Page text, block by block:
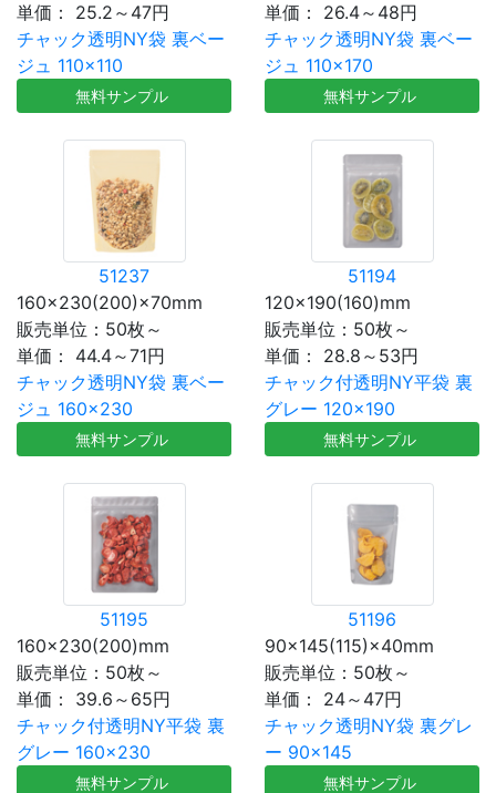
単価：
25.2～47円
チャック透明NY袋 裏ベー
ジュ 110×110
無料サンプル
単価：
26.4～48円
チャック透明NY袋 裏ベー
ジュ 110×170
無料サンプル
51237
160×230(200)×70mm
販売単位：50枚～
単価：
44.4～71円
チャック透明NY袋 裏ベー
ジュ 160×230
無料サンプル
51194
120×190(160)mm
販売単位：50枚～
単価：
28.8～53円
チャック付透明NY平袋 裏
グレー 120×190
無料サンプル
51195
160×230(200)mm
販売単位：50枚～
単価：
39.6～65円
チャック付透明NY平袋 裏
グレー 160×230
無料サンプル
51196
90×145(115)×40mm
販売単位：50枚～
単価：
24～47円
チャック透明NY袋 裏グレ
ー 90×145
無料サンプル